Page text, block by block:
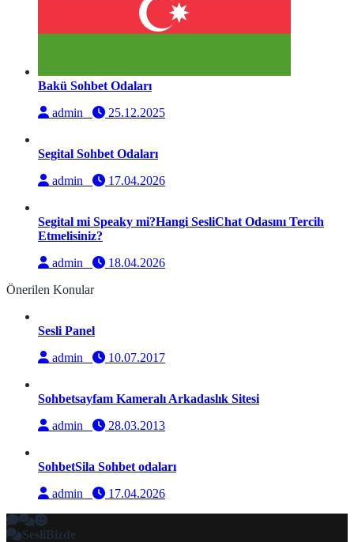
Bakü Sohbet Odaları
admin
25.12.2025
Segital Sohbet Odaları
admin
17.04.2026
Segital mi Speaky mi?Hangi SesliChat Odasını Tercih
Etmelisiniz?
admin
18.04.2026
Önerilen Konular
Sesli Panel
admin
10.07.2017
Sohbetsayfam Kameralı Arkadaslık Sitesi
admin
28.03.2013
SohbetSila Sohbet odaları
admin
17.04.2026
SesliBizde